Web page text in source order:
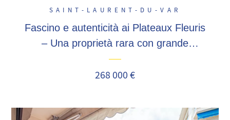
SAINT-LAURENT-DU-VAR
Fascino e autenticità ai Plateaux Fleuris
– Una proprietà rara con grande
potenziale
268 000 €